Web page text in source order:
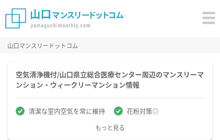
山口マンスリードットコム
空気清浄機付/山口県立総合医療センター周辺のマンスリーマ
ンション・ウィークリーマンション情報
清潔な室内空気を常に維持 花粉対策◎
もっと見る